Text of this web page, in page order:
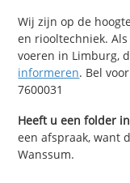
Wij zijn op de
en riooltechniek.
voeren in Limburg,
informeren. Bel
7600031
Heeft u een folder
een afspraak, want
Wanssum.